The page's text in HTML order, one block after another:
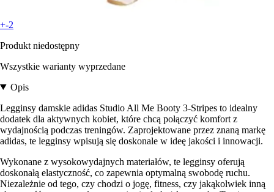
+-2
Produkt niedostępny
Wszystkie warianty wyprzedane
Opis
Legginsy damskie adidas Studio All Me Booty 3-Stripes to idealny
dodatek dla aktywnych kobiet, które chcą połączyć komfort z
wydajnością podczas treningów. Zaprojektowane przez znaną markę
adidas, te legginsy wpisują się doskonale w ideę jakości i innowacji.
Wykonane z wysokowydajnych materiałów, te legginsy oferują
doskonałą elastyczność, co zapewnia optymalną swobodę ruchu.
Niezależnie od tego, czy chodzi o jogę, fitness, czy jakąkolwiek inną